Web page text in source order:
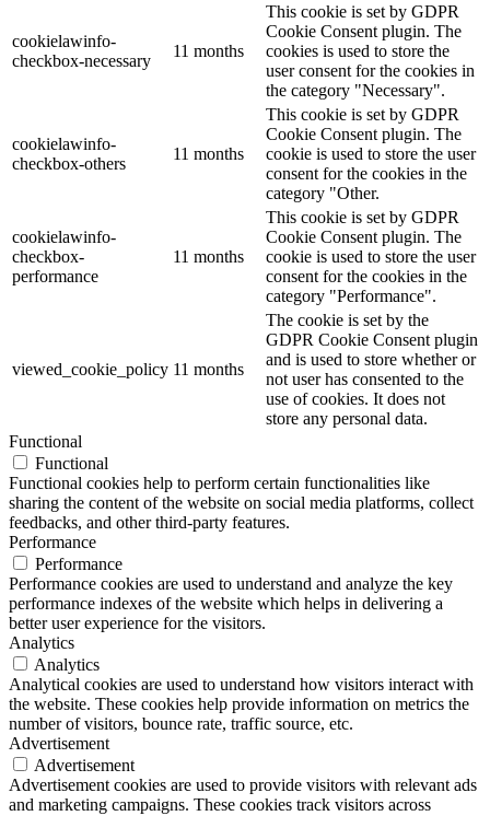
cookielawinfo-
checkbox-necessary
11 months
This cookie is set by GDPR
Cookie Consent plugin. The
cookies is used to store the
user consent for the cookies in
the category "Necessary".
cookielawinfo-
checkbox-others
11 months
This cookie is set by GDPR
Cookie Consent plugin. The
cookie is used to store the user
consent for the cookies in the
category "Other.
cookielawinfo-
checkbox-
performance
11 months
This cookie is set by GDPR
Cookie Consent plugin. The
cookie is used to store the user
consent for the cookies in the
category "Performance".
viewed_cookie_policy 11 months
The cookie is set by the
GDPR Cookie Consent plugin
and is used to store whether or
not user has consented to the
use of cookies. It does not
store any personal data.
Functional
Functional
Functional cookies help to perform certain functionalities like
sharing the content of the website on social media platforms, collect
feedbacks, and other third-party features.
Performance
Performance
Performance cookies are used to understand and analyze the key
performance indexes of the website which helps in delivering a
better user experience for the visitors.
Analytics
Analytics
Analytical cookies are used to understand how visitors interact with
the website. These cookies help provide information on metrics the
number of visitors, bounce rate, traffic source, etc.
Advertisement
Advertisement
Advertisement cookies are used to provide visitors with relevant ads
and marketing campaigns. These cookies track visitors across